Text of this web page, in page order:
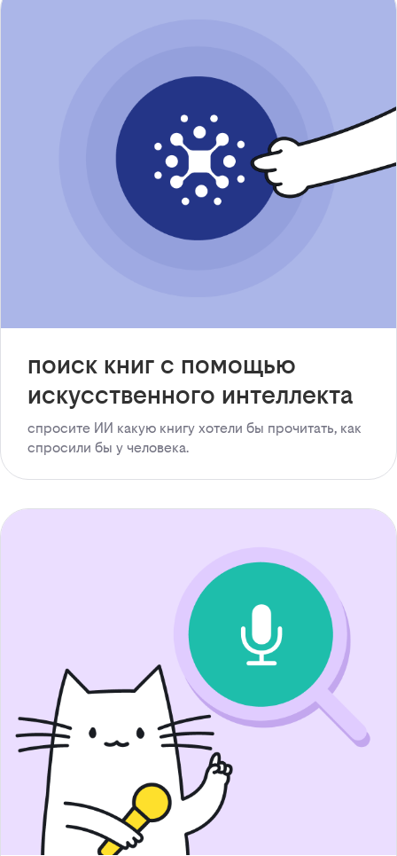
поиск книг с помощью
искусственного интеллекта
спросите ИИ какую книгу хотели бы прочитать, как
спросили бы у человека.